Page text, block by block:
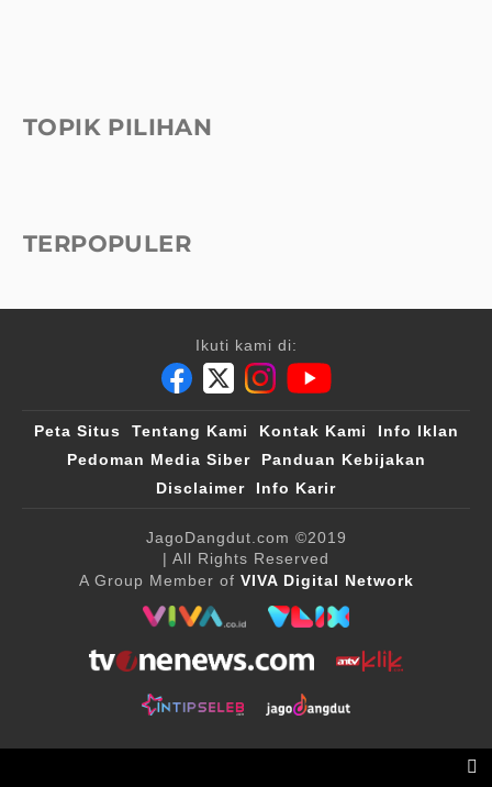
TOPIK PILIHAN
TERPOPULER
Ikuti kami di:
Peta Situs Tentang Kami Kontak Kami
Info Iklan
Pedoman Media Siber
Panduan Kebijakan
Disclaimer
Info Karir
JagoDangdut.com ©2019
| All Rights Reserved
A Group Member of VIVA Digital Network
